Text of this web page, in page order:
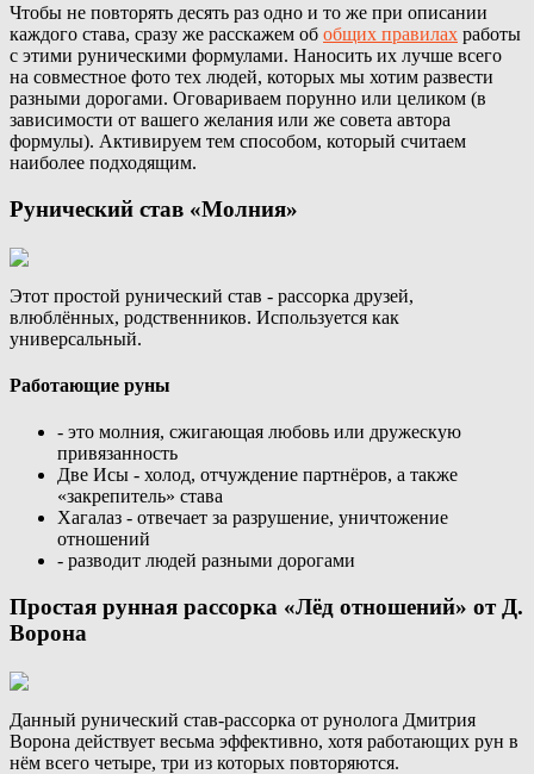
Чтобы не повторять десять раз одно и то же при описании
каждого става, сразу же расскажем об общих правилах работы
с этими руническими формулами. Наносить их лучше всего
на совместное фото тех людей, которых мы хотим развести
разными дорогами. Оговариваем порунно или целиком (в
зависимости от вашего желания или же совета автора
формулы). Активируем тем способом, который считаем
наиболее подходящим.
Рунический став «Молния»
Этот простой рунический став - рассорка друзей,
влюблённых, родственников. Используется как
универсальный.
Работающие руны
- это молния, сжигающая любовь или дружескую
привязанность
Две Исы - холод, отчуждение партнёров, а также
«закрепитель» става
Хагалаз - отвечает за разрушение, уничтожение
отношений
- разводит людей разными дорогами
Простая рунная рассорка «Лёд отношений» от Д.
Ворона
Данный рунический став-рассорка от рунолога Дмитрия
Ворона действует весьма эффективно, хотя работающих рун в
нём всего четыре, три из которых повторяются.